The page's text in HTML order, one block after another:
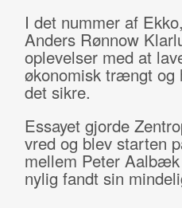
I det nummer af
Anders Rønnow
oplevelser med at
økonomisk trængt
det sikre.
Essayet gjorde
vred og blev starten
mellem Peter
nylig fandt sin